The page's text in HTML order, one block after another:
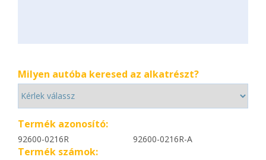
Milyen autóba keresed az alkatrészt?
Termék azonosító:
92600-0216R 92600-0216R-A
Termék számok: